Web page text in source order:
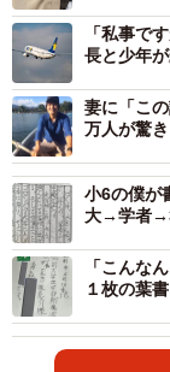
「私事で
長と少年
妻に「こ
万人が驚き
小6の僕が
大→学者
「こんな
１枚の葉